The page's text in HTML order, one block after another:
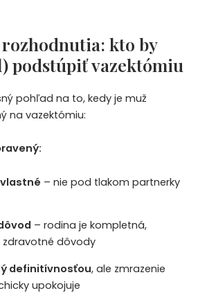
kto by
podstúpiť vazektómiu
pohľad na to, kedy je muž
na vazektómiu:
vlastné – nie pod tlakom partnerky
– rodina je kompletná,
dôvody
definitívnosťou, ale zmrazenie
upokojuje